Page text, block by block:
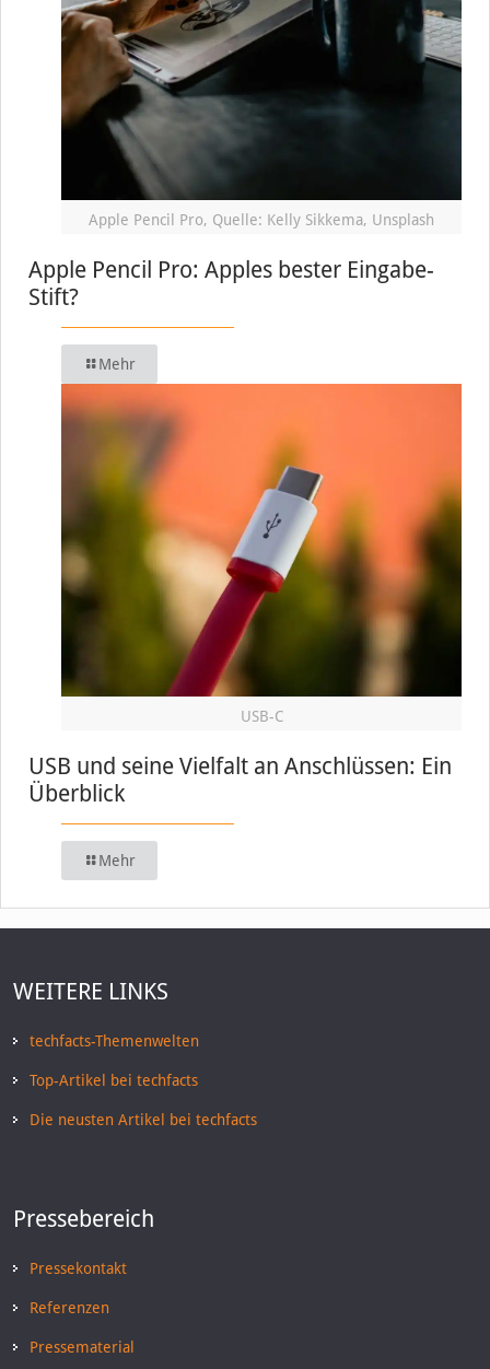
Apple Pencil Pro, Quelle: Kelly Sikkema, Unsplash
Apple Pencil Pro: Apples bester Eingabe-
Stift?
Mehr
USB-C
USB und seine Vielfalt an Anschlüssen: Ein
Überblick
Mehr
WEITERE LINKS
techfacts-Themenwelten
Top-Artikel bei techfacts
Die neusten Artikel bei techfacts
Pressebereich
Pressekontakt
Referenzen
Pressematerial